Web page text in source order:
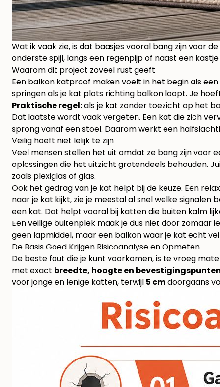
Wat ik vaak zie, is dat baasjes vooral bang zijn voor
onderste spijl, langs een regenpijp of naast een
Waarom dit project zoveel rust geeft
Een balkon katproof maken voelt in het begin als
springen als je kat plots richting balkon loopt. Je
Praktische regel:als je kat zonder toezicht op het
Dat laatste wordt vaak vergeten. Een kat die zich
sprong vanaf een stoel. Daarom werkt een
Veilig hoeft niet lelijk te zijn
Veel mensen stellen het uit omdat ze bang zijn voor
oplossingen die het uitzicht grotendeels behouden.
zoals plexiglas of glas.
Ook het gedrag van je kat helpt bij de keuze. Een
naar je kat kijkt, zie je meestal al snel welke
een kat. Dat helpt vooral bij katten die buiten kalm
Een veilige buitenplek maak je dus niet door zomaar
geen lapmiddel, maar een balkon waar je kat echt
De Basis Goed Krijgen Risicoanalyse en Opmeten
De beste fout die je kunt voorkomen, is te vroeg
met exact breedte, hoogte en
voor jonge en lenige katten, terwijl 5 cmdoorgaans